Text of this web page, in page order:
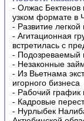
- Олжас Бектенов
узком формате в
- Развитие
- Агитационная
встретилась с
- Подозреваемый
- Незаконные
- Из Вьетнама
игорного бизнеса
- Рабочий график
- Кадровые
- Нурлыбек